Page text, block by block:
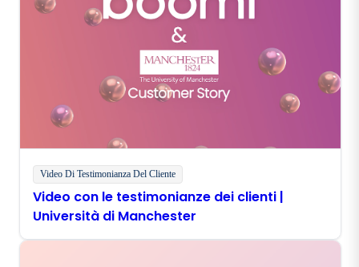
Video Di Testimonianza Del Cliente
Video con le testimonianze dei clienti |
Università di Manchester